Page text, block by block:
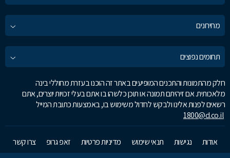
מחירונים
תחומים נפוצים
חלק מהתמונות והתכנים המופיעים באתר זה הוכנו בעזרת מחוללי בינה
מלאכותית. אם זיהיתם תמונה או תוכן כלשהו בו אתם בעלי זכויות יוצרים, אתם
רשאים לפנות אלינו ולבקש לחדול משימוש בו, באמצעות כתובת המייל
1800@d.co.il
אודות נגישות תנאי שימוש מדיניות פרטיות זאפ גרופ צרו קשר